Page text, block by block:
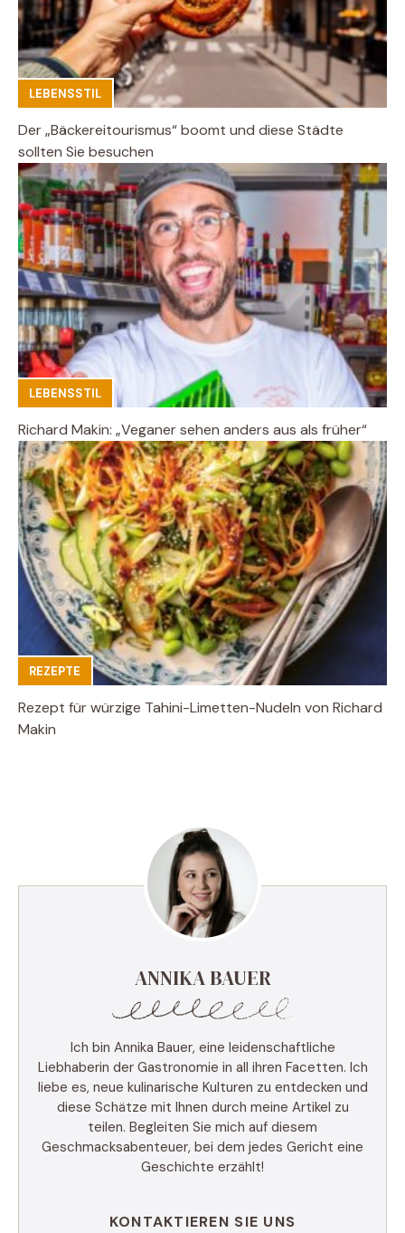
LEBENSSTIL
Der „Bäckereitourismus“ boomt und diese Städte
sollten Sie besuchen
LEBENSSTIL
Richard Makin: „Veganer sehen anders aus als früher“
REZEPTE
Rezept für würzige Tahini-Limetten-Nudeln von Richard
Makin
ANNIKA BAUER
Ich bin Annika Bauer, eine leidenschaftliche
Liebhaberin der Gastronomie in all ihren Facetten. Ich
liebe es, neue kulinarische Kulturen zu entdecken und
diese Schätze mit Ihnen durch meine Artikel zu
teilen. Begleiten Sie mich auf diesem
Geschmacksabenteuer, bei dem jedes Gericht eine
Geschichte erzählt!
KONTAKTIEREN SIE UNS